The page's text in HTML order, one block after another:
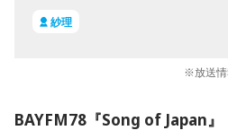
紗理
※放送情
BAYFM78『Song of Japan』